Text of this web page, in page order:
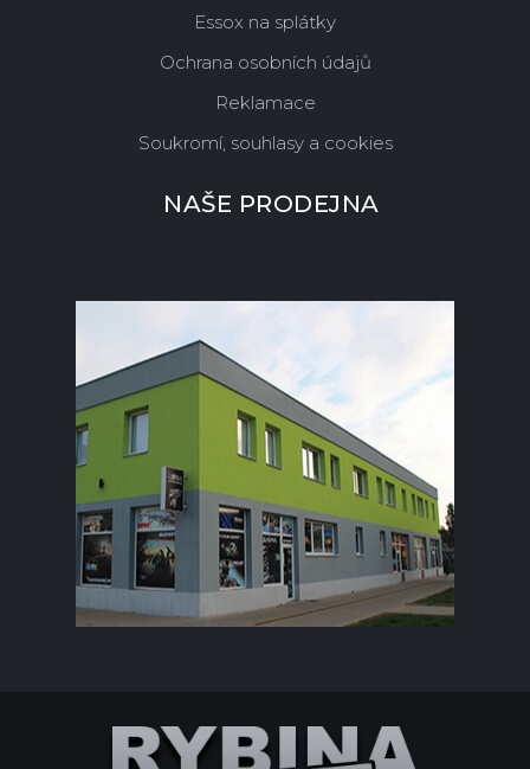
Essox na splátky
Ochrana osobních údajů
Reklamace
Soukromí, souhlasy a cookies
NAŠE PRODEJNA